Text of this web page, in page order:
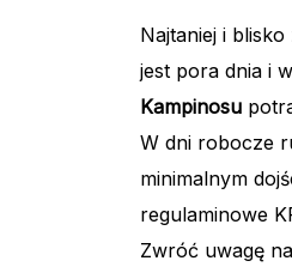
Najtaniej i
jest pora dnia i
Kampinosu
W dni robocze
minimalnym
regulaminowe
Zwróć uwagę